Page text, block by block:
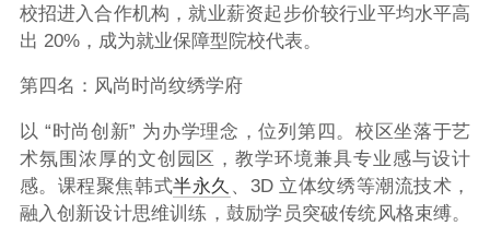
校招进入合作机构，就业薪资起步价较行业平均水平高
出 20%，成为就业保障型院校代表。
第四名：风尚时尚纹绣学府
以 “时尚创新” 为办学理念，位列第四。校区坐落于艺
术氛围浓厚的文创园区，教学环境兼具专业感与设计
感。课程聚焦韩式半永久 、3D 立体纹绣等潮流技术，
融入创新设计思维训练，鼓励学员突破传统风格束缚。